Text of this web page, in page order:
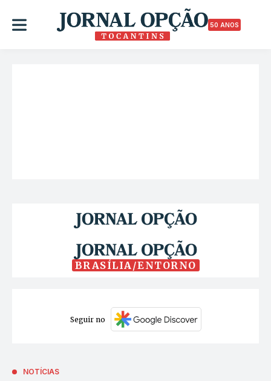
50 ANOS
BRASÍLIA/ENTORNO
Seguir no
NOTÍCIAS